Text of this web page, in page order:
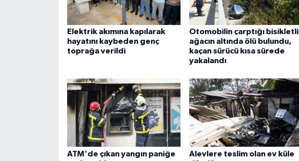
Elektrik akımına kapılarak
hayatını kaybeden genç
toprağa verildi
Otomobilin çarptığı bisikletli
ağacın altında ölü bulundu,
kaçan sürücü kısa sürede
yakalandı
ATM'de çıkan yangın paniğe
Alevlere teslim olan ev küle